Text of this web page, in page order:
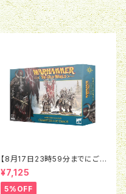
【8月17日23時59分までにご予
約で5％OFF】オールドワール
ド：ウォリアー・オヴ・ケイオス：チ
ャンピオン・オヴ・ケイオス
¥7,125
5%OFF